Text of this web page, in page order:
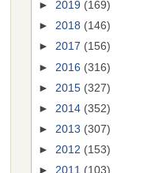
► 2019 (169)
► 2018 (146)
► 2017 (156)
► 2016 (316)
► 2015 (327)
► 2014 (352)
► 2013 (307)
► 2012 (153)
► 2011 (103)